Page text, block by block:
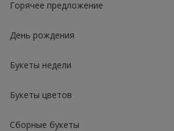
Горячее предложение
День рождения
Букеты недели
Букеты цветов
Сборные букеты